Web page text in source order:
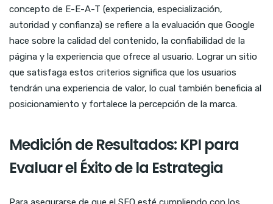
concepto de E-E-A-T (experiencia, especialización,
autoridad y confianza) se refiere a la evaluación que Google
hace sobre la calidad del contenido, la confiabilidad de la
página y la experiencia que ofrece al usuario. Lograr un sitio
que satisfaga estos criterios significa que los usuarios
tendrán una experiencia de valor, lo cual también beneficia al
posicionamiento y fortalece la percepción de la marca.
Medición de Resultados: KPI para
Evaluar el Éxito de la Estrategia